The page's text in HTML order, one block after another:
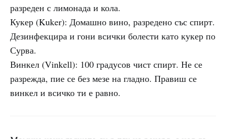
разреден с лимонада и кола.
Кукер (Kuker): Домашно вино, разредено със спирт.
Дезинфекцира и гони всички болести като кукер по
Сурва.
Винкел (Vinkell): 100 градусов чист спирт. Не се
разрежда, пие се без мезе на гладно. Правиш се
винкел и всичко ти е равно.